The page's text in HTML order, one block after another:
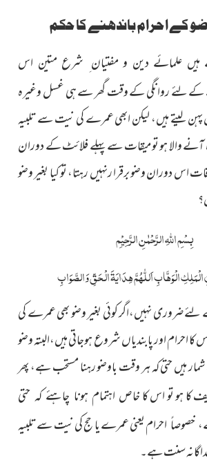
ہیں علمائے دین و مفتیان ِ شرع متین اس
لئے روانگی کے وقت گھر سے ہی غسل وغیرہ
لیتے ہیں، لیکن ابھی عمرے کی نیت سے تلبیہ
آنے والا ہو تو میقات سے پہلے فلائٹ کے دوران
اس دوران وضو برقرا رنہیں رہتا، تو کیا بغیر وضو
بِسْمِ اللّٰہِ الرَّحْمٰنِ الرَّحِیْمِ
الْوَھَّابِ اَللّٰھُمَّ ھِدَایَۃَ الْحَقِّ وَالصَّوَابِ
لئے ضروری نہیں،اگر کوئی بغیر وضو بھی عمرے کی
احرام اور پابندیاں شروع ہوجاتی ہیں،البتہ وضو
ہیں حتی کہ ہر وقت باوضو رہنا مستحب ہے، پھر
ہو تو اس کاخاص اہتمام ہونا چاہئے کہ حتی
خصوصاً احرامیعنی عمرے یا حج کی نیت سے تلبیہ
سنت ہے۔